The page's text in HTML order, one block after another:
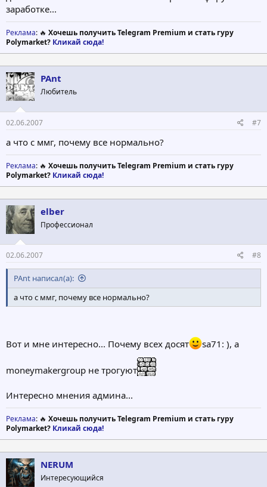
заработке...
Реклама: 🔥 Хочешь получить Telegram Premium и стать гуру
Polymarket? Кликай сюда!
PAnt
Любитель
02.06.2007 #7
а что с ммг, почему все нормально?
Реклама: 🔥 Хочешь получить Telegram Premium и стать гуру
Polymarket? Кликай сюда!
elber
Профессионал
02.06.2007 #8
PAnt написал(а):
а что с ммг, почему все нормально?
Вот и мне интересно... Почему всех досят sa71: ), а
moneymakergroup не трогуют
Интересно мнения админа...
Реклама: 🔥 Хочешь получить Telegram Premium и стать гуру
Polymarket? Кликай сюда!
NERUM
Интересующийся